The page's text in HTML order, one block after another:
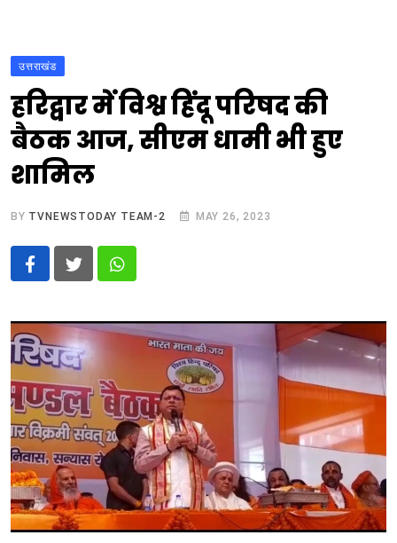
टेक्नोलॉजी
बिजनेस
विदेश
उत्तराखंड
हरिद्वार में विश्व हिंदू परिषद की
बैठक आज, सीएम धामी भी हुए
शामिल
BY TVNEWSTODAY TEAM-2 MAY 26, 2023
Whatsapp